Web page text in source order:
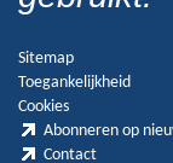
Sitemap
Toegankelijkheid
Cookies
Abonneren op
Contact